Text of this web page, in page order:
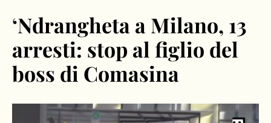
‘Ndrangheta a Milano, 13
arresti: stop al figlio del
boss di Comasina